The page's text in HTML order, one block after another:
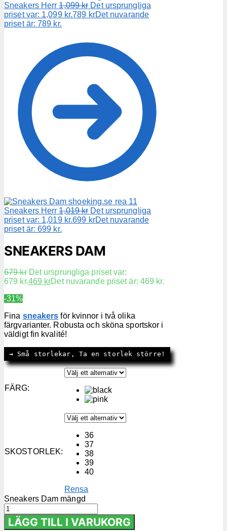
Sneakers Herr 1,099kr Det ursprungliga
priset var: 1,099 kr.789 krDet nuvarande
priset är: 789 kr.
Sneakers Herr 1,019kr Det ursprungliga
priset var: 1,019 kr.699 krDet nuvarande
priset är: 699 kr.
SNEAKERS DAM
679kr Det ursprungliga priset var:
679 kr.469 krDet nuvarande priset är: 469 kr.
-31%
Fina sneakers för kvinnor i två olika
färgvarianter. Robusta och sköna sportskor i
väldigt fin kvalité!
→ Små storlekar, Ta en storlek större!
FÄRG:
SKOSTORLEK:
36
37
38
39
40
Rensa
Sneakers Dam mängd
LÄGG TILL I VARUKORG